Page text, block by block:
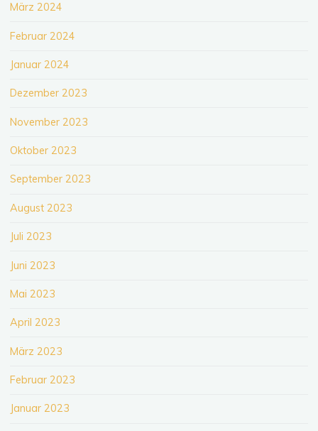
März 2024
Februar 2024
Januar 2024
Dezember 2023
November 2023
Oktober 2023
September 2023
August 2023
Juli 2023
Juni 2023
Mai 2023
April 2023
März 2023
Februar 2023
Januar 2023